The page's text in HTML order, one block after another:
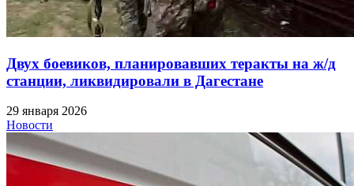
Двух боевиков, планировавших теракты на ж/д
станции, ликвидировали в Дагестане
29 января 2026
Новости